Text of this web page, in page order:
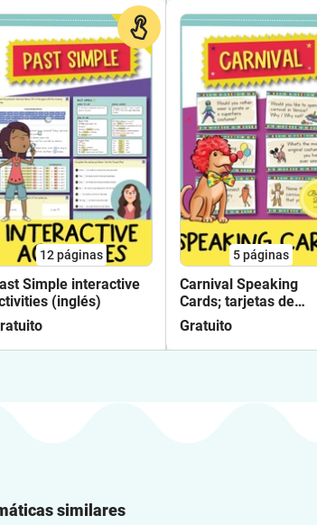
12páginas
Simple interactive
(inglés)
5páginas
Carnival Speaking
Cards; tarjetas de
conversación (Inglés)
Gratuito
similares